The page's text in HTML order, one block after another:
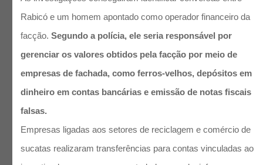
Rabicó e um homem apontado como operador financeiro da
facção.Segundo a polícia, ele seria responsável por
gerenciar os valores obtidos pela facção por meio de
empresas de fachada, como ferros-velhos, depósitos em
dinheiro em contas bancárias e emissão de notas fiscais
falsas.
Empresas ligadas aos setores de reciclagem e comércio de
sucatas realizaram transferências para contas vinculadas ao